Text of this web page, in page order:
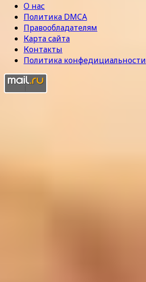
О нас
Политика DMCA
Правообладателям
Карта сайта
Контакты
Политика конфедициальности